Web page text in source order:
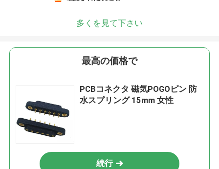
多くを見て下さい
最高の価格で
PCBコネクタ 磁気POGOピン 防
水スプリング 15mm 女性
続行